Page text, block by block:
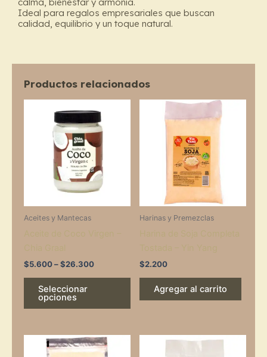
Ideal para regalos empresariales que buscan
calidad, equilibrio y un toque natural.
Productos relacionados
Aceites y Mantecas
$5.600–$26.300
range:
$5.600
through
$26.300
Seleccionar
opciones
may
the
product
Harinas y Premezclas
$2.200
Agregar al carrito